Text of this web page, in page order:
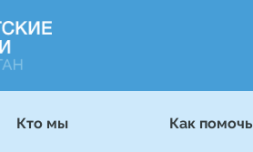
Кто мы Как помочь